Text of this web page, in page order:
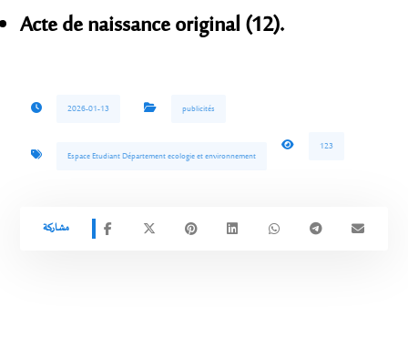
Acte de naissance original (12).
2026-01-13 publicités
Espace Etudiant Département ecologie et environnement
123